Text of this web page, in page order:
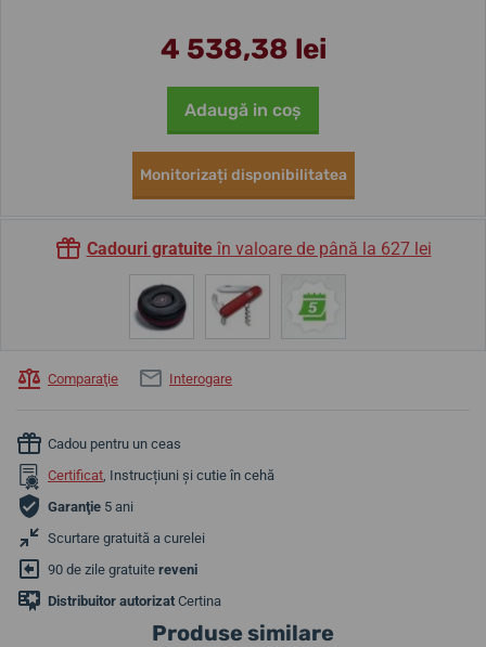
4 538,38 lei
Adaugă in coş
Monitorizați disponibilitatea
Cadouri gratuiteîn valoare de până la 627 lei
Comparaţie Interogare
Cadou pentru un ceas
Certificat, Instrucțiuni și cutie în cehă
Garanţie 5 ani
Scurtare gratuită a curelei
90 de zile gratuite reveni
Distribuitor autorizat Certina
Produse similare